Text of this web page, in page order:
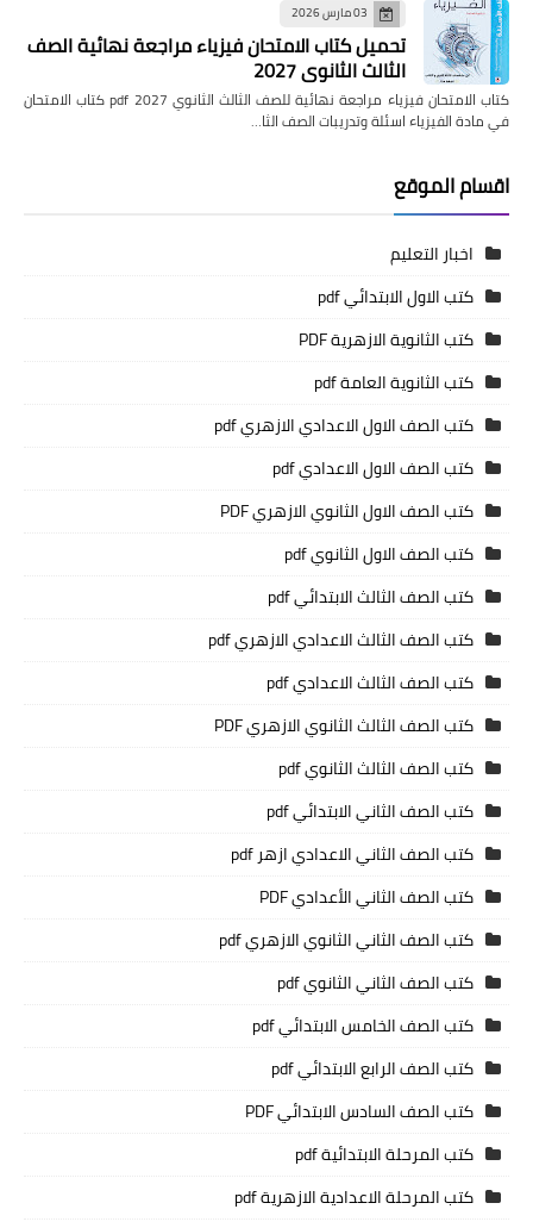
03 مارس 2026
تحميل كتاب الامتحان فيزياء مراجعة نهائية الصف
الثالث الثانوي 2027
كتاب الامتحان فيزياء مراجعة نهائية للصف الثالث الثانوي pdf 2027 كتاب الامتحان
في مادة الفيزياء اسئلة وتدريبات الصف الثا…
اقسام الموقع
اخبار التعليم
كتب الاول الابتدائي pdf
كتب الثانوية الازهرية PDF
كتب الثانوية العامة pdf
كتب الصف الاول الاعدادي الازهري pdf
كتب الصف الاول الاعدادي pdf
كتب الصف الاول الثانوي الازهري PDF
كتب الصف الاول الثانوي pdf
كتب الصف الثالث الابتدائي pdf
كتب الصف الثالث الاعدادي الازهري pdf
كتب الصف الثالث الاعدادي pdf
كتب الصف الثالث الثانوي الازهري PDF
كتب الصف الثالث الثانوي pdf
كتب الصف الثاني الابتدائي pdf
كتب الصف الثاني الاعدادي ازهر pdf
كتب الصف الثاني الأعدادي PDF
كتب الصف الثاني الثانوي الازهري pdf
كتب الصف الثاني الثانوي pdf
كتب الصف الخامس الابتدائي pdf
كتب الصف الرابع الابتدائي pdf
كتب الصف السادس الابتدائي PDF
كتب المرحلة الابتدائية pdf
كتب المرحلة الاعدادية الازهرية pdf